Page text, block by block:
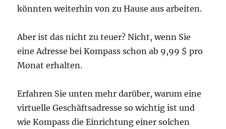
könnten weiterhin von zu Hause aus arbeiten.
Aber ist das nicht zu teuer? Nicht, wenn Sie
eine Adresse bei Kompass schon ab 9,99 $ pro
Monat erhalten.
Erfahren Sie unten mehr darüber, warum eine
virtuelle Geschäftsadresse so wichtig ist und
wie Kompass die Einrichtung einer solchen